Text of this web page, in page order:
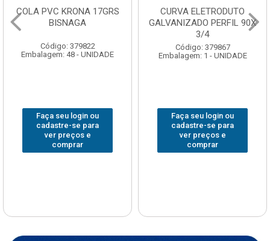
COLA PVC KRONA 17GRS
BISNAGA
Código: 379822
Embalagem: 48 - UNIDADE
Faça seu login ou
cadastre-se para
ver preços e
comprar
CURVA ELETRODUTO
GALVANIZADO PERFIL 90X
3/4
Código: 379867
Embalagem: 1 - UNIDADE
Faça seu login ou
cadastre-se para
ver preços e
comprar